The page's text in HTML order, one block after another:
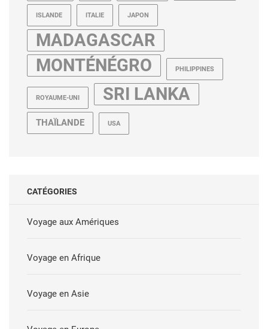
ISLANDE ITALIE JAPON
MADAGASCAR
MONTÉNÉGRO
PHILIPPINES
ROYAUME-UNI SRI LANKA
THAÏLANDE USA
CATÉGORIES
Voyage aux Amériques
Voyage en Afrique
Voyage en Asie